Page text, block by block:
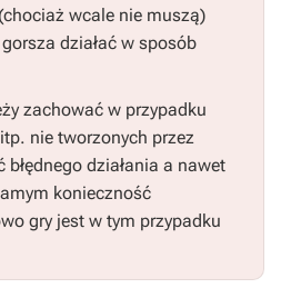
wcale nie muszą)
działać w sposób
zachować w przypadku
nie tworzonych przez
działania a nawet
konieczność
gry jest w tym przypadku